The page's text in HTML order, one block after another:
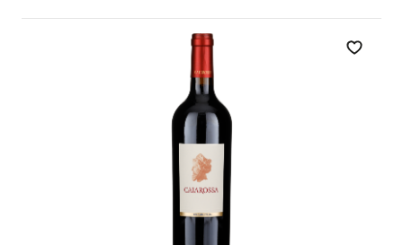
Zet